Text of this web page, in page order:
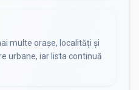
multe orașe, localități și
urbane, iar lista continuă